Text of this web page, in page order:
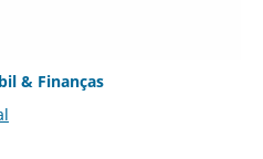
& Finanças